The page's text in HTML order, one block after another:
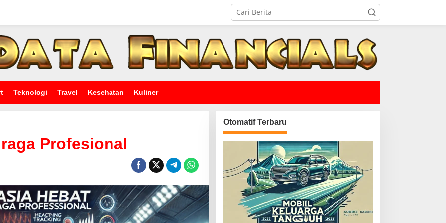
Teknologi Travel Kesehatan Kuliner
Profesional
Otomatif Terbaru